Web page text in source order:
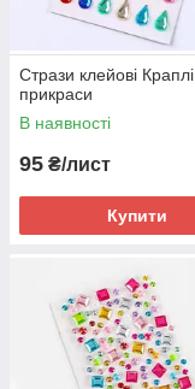
Стрази клейові Краплі,
прикраси
В наявності
95 ₴/лист
Купити